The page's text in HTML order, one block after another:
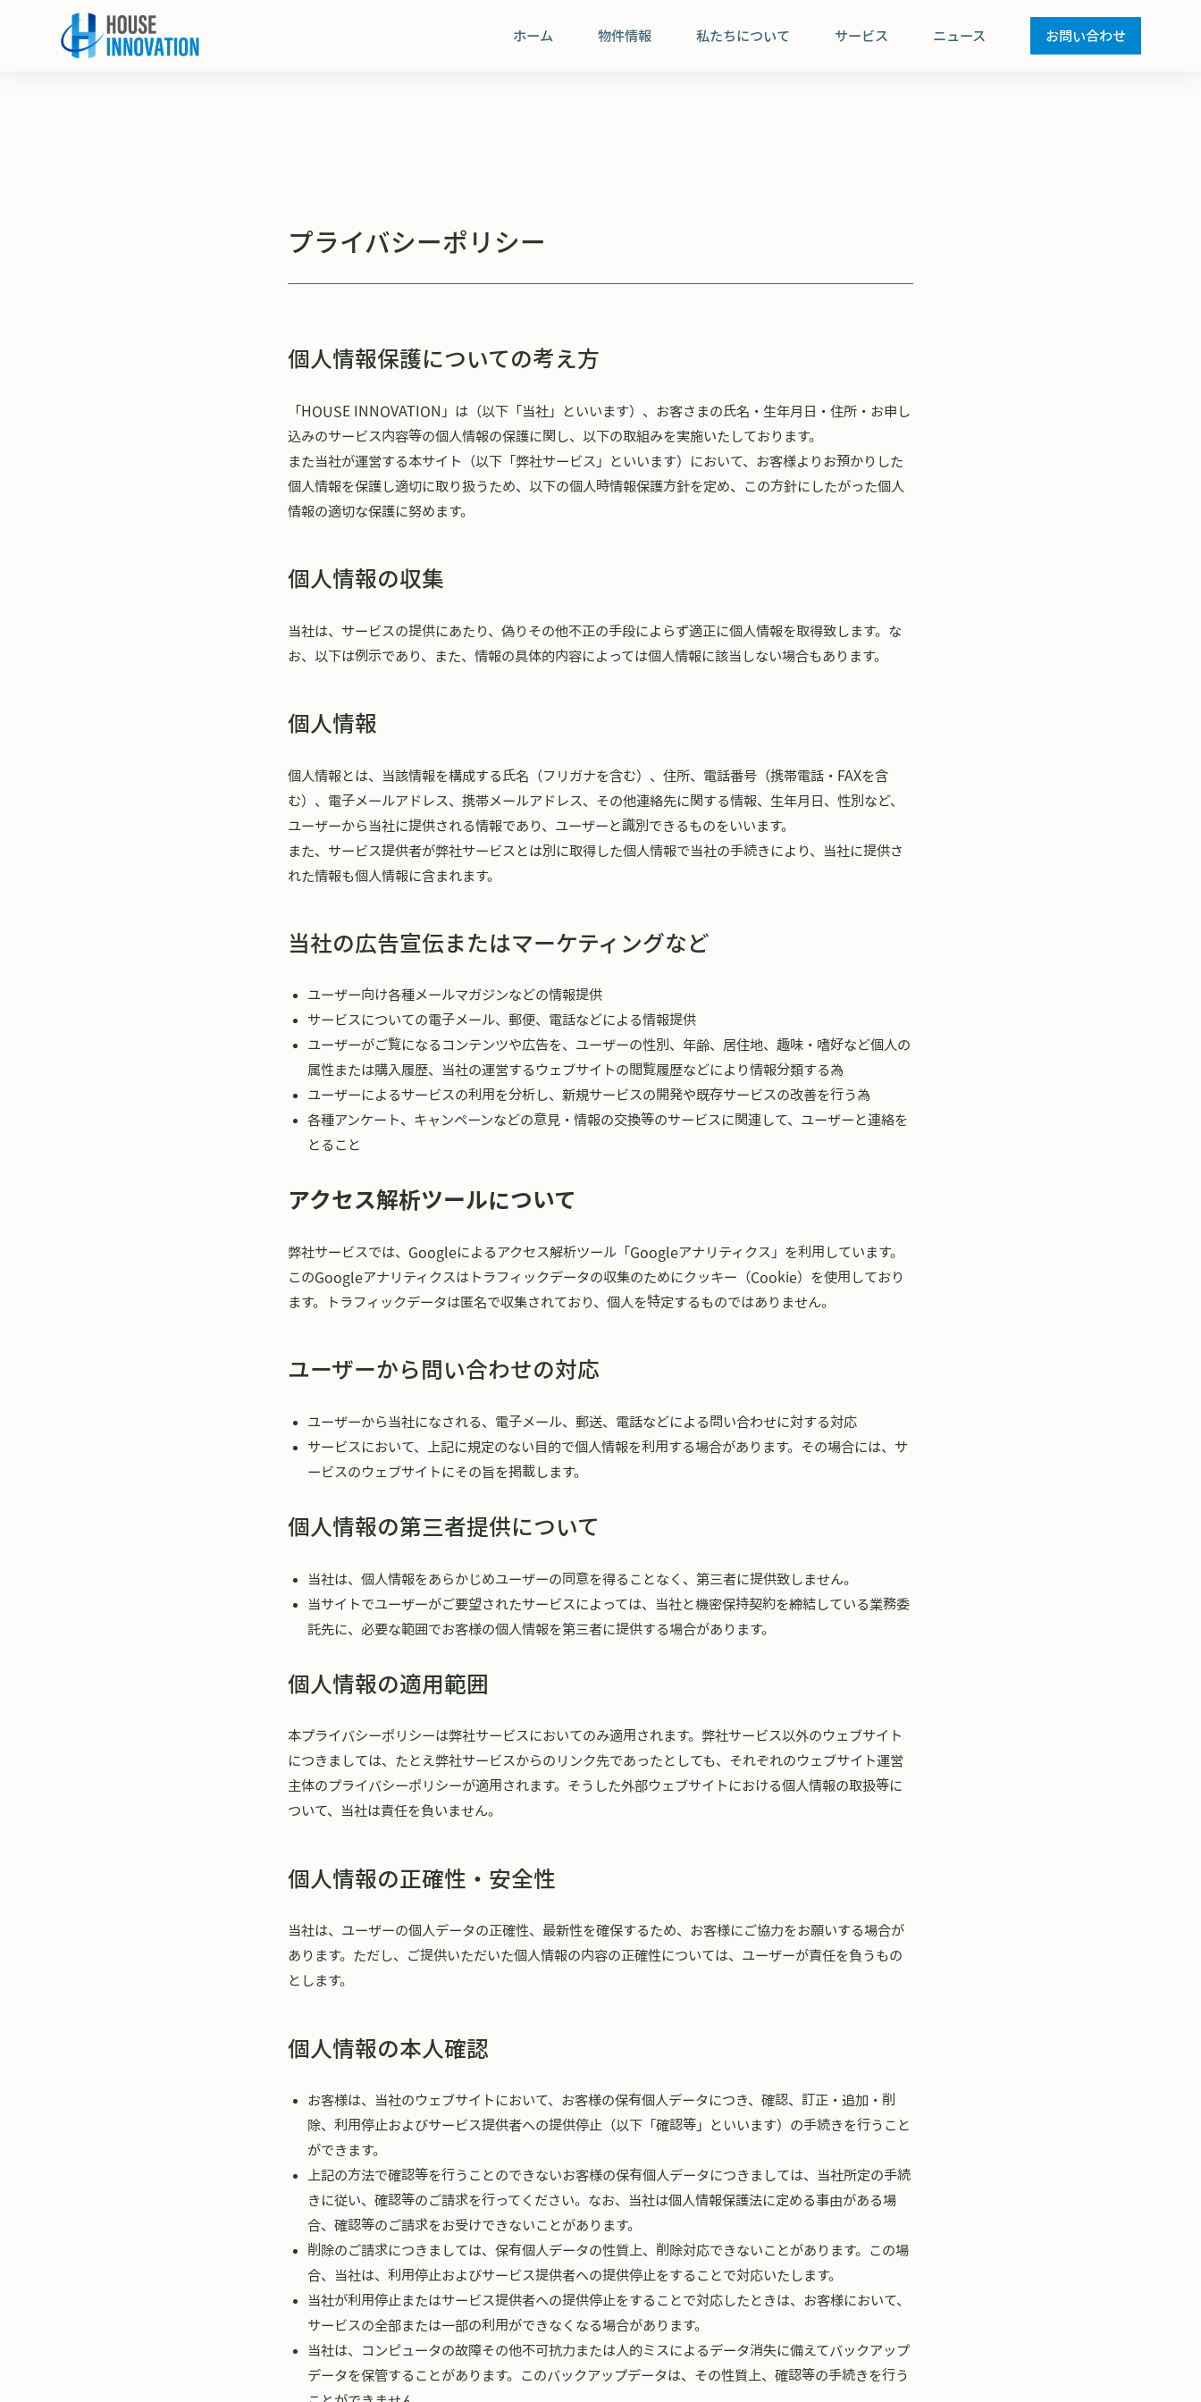
ホーム 物件情報 私たちについて サービス ニュース お問い合わせ
プライバシーポリシー
個人情報保護についての考え方
「HOUSE INNOVATION」は（以下「当社」といいます）、お客さまの氏名・生年月日・住所・お申し
込みのサービス内容等の個人情報の保護に関し、以下の取組みを実施いたしております。
また当社が運営する本サイト（以下「弊社サービス」といいます）において、お客様よりお預かりした
個人情報を保護し適切に取り扱うため、以下の個人時情報保護方針を定め、この方針にしたがった個人
情報の適切な保護に努めます。
個人情報の収集
当社は、サービスの提供にあたり、偽りその他不正の手段によらず適正に個人情報を取得致します。な
お、以下は例示であり、また、情報の具体的内容によっては個人情報に該当しない場合もあります。
個人情報
個人情報とは、当該情報を構成する氏名（フリガナを含む）、住所、電話番号（携帯電話・FAXを含
む）、電子メールアドレス、携帯メールアドレス、その他連絡先に関する情報、生年月日、性別など、
ユーザーから当社に提供される情報であり、ユーザーと識別できるものをいいます。
また、サービス提供者が弊社サービスとは別に取得した個人情報で当社の手続きにより、当社に提供さ
れた情報も個人情報に含まれます。
当社の広告宣伝またはマーケティングなど
ユーザー向け各種メールマガジンなどの情報提供
サービスについての電子メール、郵便、電話などによる情報提供
ユーザーがご覧になるコンテンツや広告を、ユーザーの性別、年齢、居住地、趣味・嗜好など個人の
属性または購入履歴、当社の運営するウェブサイトの閲覧履歴などにより情報分類する為
ユーザーによるサービスの利用を分析し、新規サービスの開発や既存サービスの改善を行う為
各種アンケート、キャンペーンなどの意見・情報の交換等のサービスに関連して、ユーザーと連絡を
とること
アクセス解析ツールについて
弊社サービスでは、Googleによるアクセス解析ツール「Googleアナリティクス」を利用しています。
このGoogleアナリティクスはトラフィックデータの収集のためにクッキー（Cookie）を使用しており
ます。トラフィックデータは匿名で収集されており、個人を特定するものではありません。
ユーザーから問い合わせの対応
ユーザーから当社になされる、電子メール、郵送、電話などによる問い合わせに対する対応
サービスにおいて、上記に規定のない目的で個人情報を利用する場合があります。その場合には、サ
ービスのウェブサイトにその旨を掲載します。
個人情報の第三者提供について
当社は、個人情報をあらかじめユーザーの同意を得ることなく、第三者に提供致しません。
当サイトでユーザーがご要望されたサービスによっては、当社と機密保持契約を締結している業務委
託先に、必要な範囲でお客様の個人情報を第三者に提供する場合があります。
個人情報の適用範囲
本プライバシーポリシーは弊社サービスにおいてのみ適用されます。弊社サービス以外のウェブサイト
につきましては、たとえ弊社サービスからのリンク先であったとしても、それぞれのウェブサイト運営
主体のプライバシーポリシーが適用されます。そうした外部ウェブサイトにおける個人情報の取扱等に
ついて、当社は責任を負いません。
個人情報の正確性・安全性
当社は、ユーザーの個人データの正確性、最新性を確保するため、お客様にご協力をお願いする場合が
あります。ただし、ご提供いただいた個人情報の内容の正確性については、ユーザーが責任を負うもの
とします。
個人情報の本人確認
お客様は、当社のウェブサイトにおいて、お客様の保有個人データにつき、確認、訂正・追加・削
除、利用停止およびサービス提供者への提供停止（以下「確認等」といいます）の手続きを行うこと
ができます。
上記の方法で確認等を行うことのできないお客様の保有個人データにつきましては、当社所定の手続
きに従い、確認等のご請求を行ってください。なお、当社は個人情報保護法に定める事由がある場
合、確認等のご請求をお受けできないことがあります。
削除のご請求につきましては、保有個人データの性質上、削除対応できないことがあります。この場
合、当社は、利用停止およびサービス提供者への提供停止をすることで対応いたします。
当社が利用停止またはサービス提供者への提供停止をすることで対応したときは、お客様において、
サービスの全部または一部の利用ができなくなる場合があります。
当社は、コンピュータの故障その他不可抗力または人的ミスによるデータ消失に備えてバックアップ
データを保管することがあります。このバックアップデータは、その性質上、確認等の手続きを行う